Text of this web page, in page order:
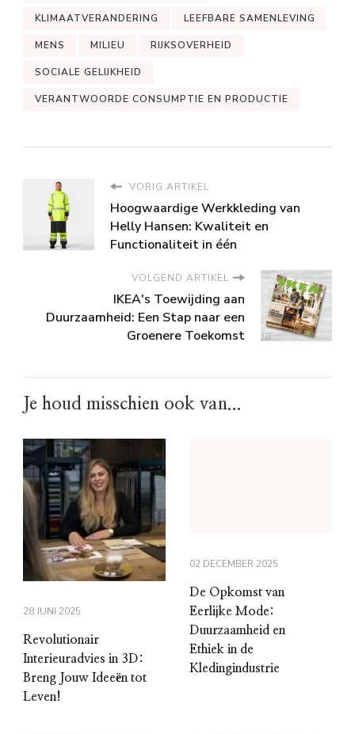
KLIMAATVERANDERING LEEFBARE SAMENLEVING
MENS MILIEU RIJKSOVERHEID
SOCIALE GELIJKHEID
VERANTWOORDE CONSUMPTIE EN PRODUCTIE
VORIG ARTIKEL
Hoogwaardige Werkkleding van
Helly Hansen: Kwaliteit en
Functionaliteit in één
VOLGEND ARTIKEL
IKEA's Toewijding aan
Duurzaamheid: Een Stap naar een
Groenere Toekomst
Je houd misschien ook van...
28 JUNI 2025
Revolutionair
Interieuradvies in 3D:
Breng Jouw Ideeën tot
Leven!
02 DECEMBER 2025
De Opkomst van
Eerlijke Mode:
Duurzaamheid en
Ethiek in de
Kledingindustrie